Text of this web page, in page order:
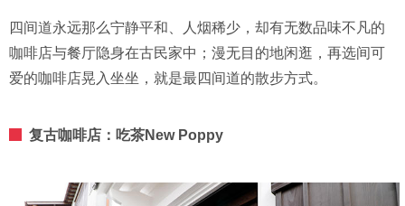
四间道永远那么宁静平和、人烟稀少，却有无数品味不凡的
咖啡店与餐厅隐身在古民家中；漫无目的地闲逛，再选间可
爱的咖啡店晃入坐坐，就是最四间道的散步方式。
复古咖啡店：吃茶New Poppy